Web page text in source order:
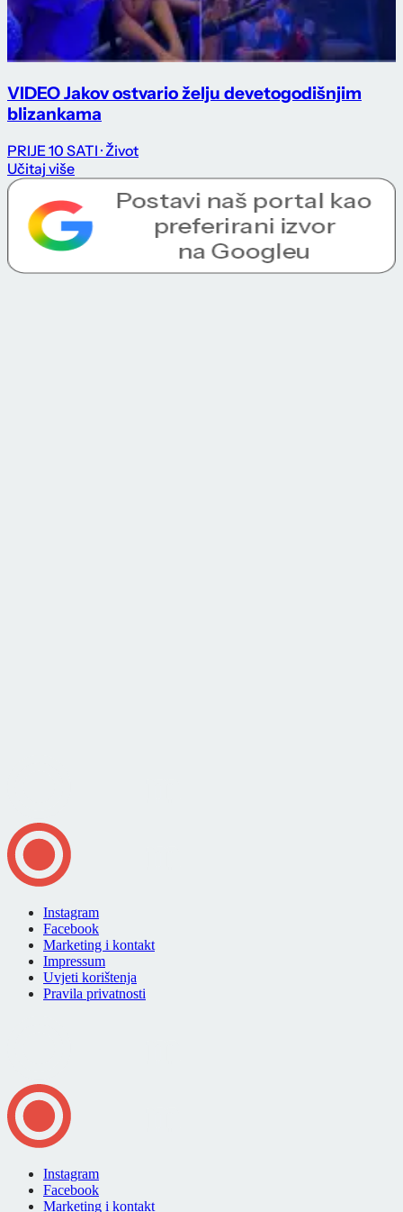
VIDEO Jakov ostvario želju devetogodišnjim
blizankama
PRIJE 10 SATI · Život
Učitaj više
Instagram
Facebook
Marketing i kontakt
Impressum
Uvjeti korištenja
Pravila privatnosti
Instagram
Facebook
Marketing i kontakt